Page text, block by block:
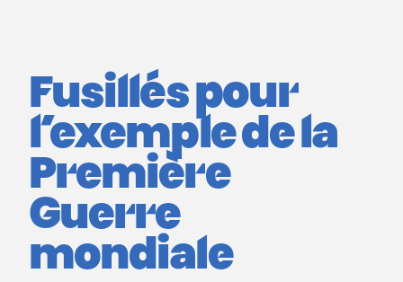
Fusillés pour
l’exemple de la
Première
Guerre
mondiale